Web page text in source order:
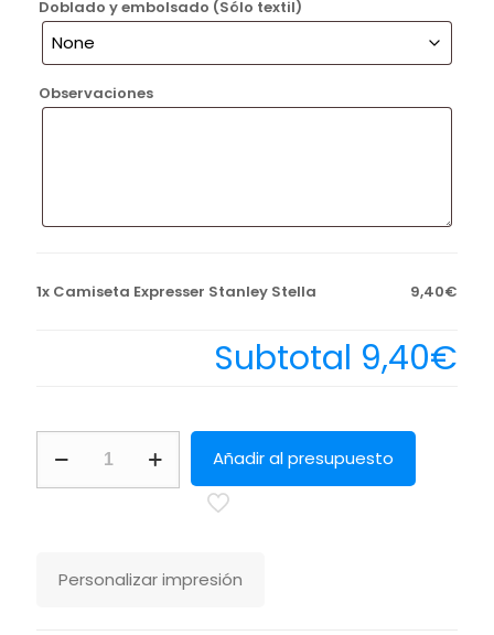
Doblado y embolsado (Sólo textil)
Observaciones
1x Camiseta Expresser Stanley Stella 9,40€
Subtotal 9,40€
Expresser
Añadir al presupuesto
Personalizar impresión